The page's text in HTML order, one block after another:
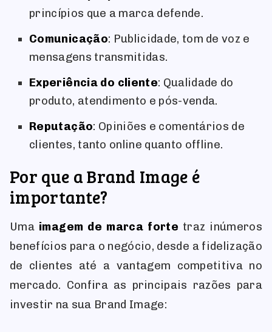
princípios que a marca defende.
Comunicação: Publicidade, tom de voz e
mensagens transmitidas.
Experiência do cliente: Qualidade do
produto, atendimento e pós-venda.
Reputação: Opiniões e comentários de
clientes, tanto online quanto offline.
Por que a Brand Image é
importante?
Uma imagem de marca forte traz inúmeros
benefícios para o negócio, desde a fidelização
de clientes até a vantagem competitiva no
mercado. Confira as principais razões para
investir na sua Brand Image: